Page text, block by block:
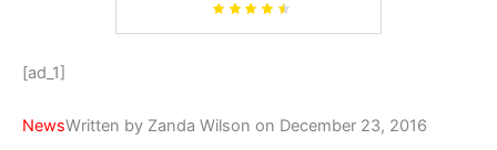
[ad_1]
NewsWritten by Zanda Wilson on December 23, 2016